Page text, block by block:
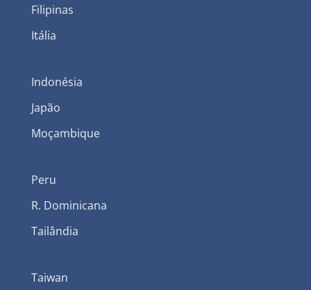
Filipinas
Itália
Indonésia
Japão
Moçambique
Peru
R. Dominicana
Tailândia
Taiwan